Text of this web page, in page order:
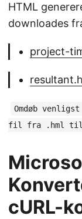
HTML
downloades
project-
Omdøb
fil fra .hml til
cURL-